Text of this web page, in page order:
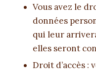
Vous avez le
données
qui leur
elles seront
Droit d’accès :